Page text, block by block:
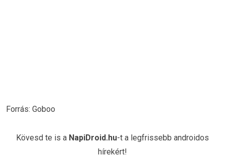
Forrás: Goboo
Kövesd te is a NapiDroid.hu-t a legfrissebb androidos
hírekért!